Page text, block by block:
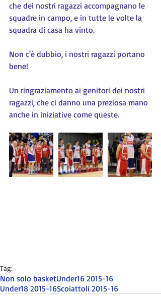
che dei nostri ragazzi accompagnano le
squadre in campo, e in tutte le volte la
squadra di casa ha vinto.
Non c'è dubbio, i nostri ragazzi portano
bene!
Un ringraziamento ai genitori dei nostri
ragazzi, che ci danno una preziosa mano
anche in iniziative come queste.
Tag:
Non solo basketUnder16 2015-16
Under18 2015-16Scoiattoli 2015-16